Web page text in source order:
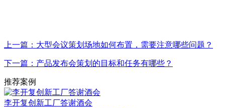
上一篇：大型会议策划场地如何布置，需要注意哪些问题？
下一篇：产品发布会策划的目标和任务有哪些？
推荐案例
李开复创新工厂答谢酒会